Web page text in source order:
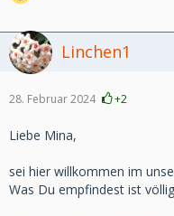
Linchen1
28. Februar 2024 +2
Liebe Mina,
sei hier willkommen im
Was Du empfindest ist